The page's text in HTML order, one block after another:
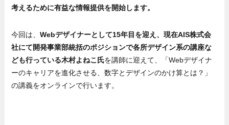
考えるために有益な情報提供を開始します。
今回は、Webデザイナーとして15年目を迎え、現在AIS株式会
社にて開発事業部統括のポジションで各所デザイン系の講座な
ども行っている木村よねこ氏を講師に迎えて、「Webデザイナ
ーのキャリアを進化させる、数字とデザインのかけ算とは？」
の講義をオンラインで行います。